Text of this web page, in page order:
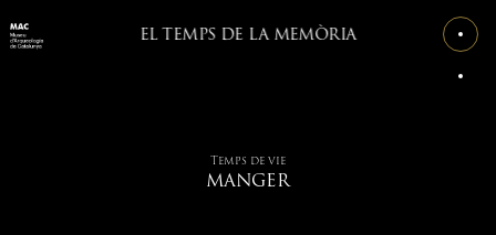
EL TEMPS DE LA MEMÒRIA
Temps de vie
MANGER